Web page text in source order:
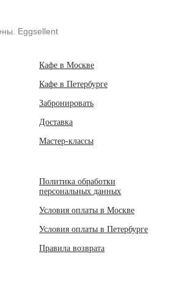
Eggsellent
Кафе в Москве
Кафе в Петербурге
Забронировать
Доставка
Мастер-классы
Политика обработки
персональных данных
Условия оплаты в Москве
Условия оплаты в Петербурге
Правила возврата